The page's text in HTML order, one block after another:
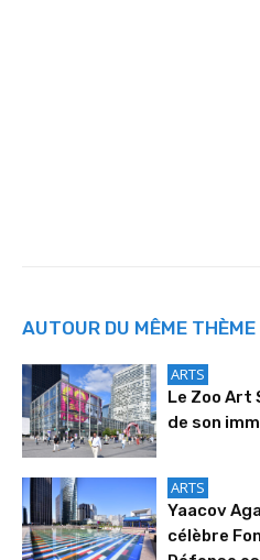
AUTOUR DU MÊME THÈME
ARTS
Le Zoo Art
de son
ARTS
Yaacov
célèbre